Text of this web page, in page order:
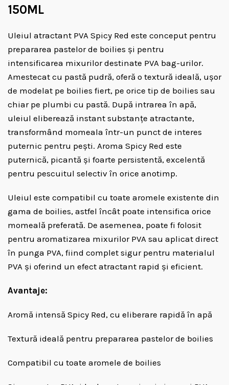
150ML
Uleiul atractant PVA Spicy Red este conceput pentru
prepararea pastelor de boilies și pentru
intensificarea mixurilor destinate PVA bag-urilor.
Amestecat cu pastă pudră, oferă o textură ideală, ușor
de modelat pe boilies fiert, pe orice tip de boilies sau
chiar pe plumbi cu pastă. După intrarea în apă,
uleiul eliberează instant substanțe atractante,
transformând momeala într-un punct de interes
puternic pentru pești. Aroma Spicy Red este
puternică, picantă și foarte persistentă, excelentă
pentru pescuitul selectiv în orice anotimp.
Uleiul este compatibil cu toate aromele existente din
gama de boilies, astfel încât poate intensifica orice
momeală preferată. De asemenea, poate fi folosit
pentru aromatizarea mixurilor PVA sau aplicat direct
în punga PVA, fiind complet sigur pentru materialul
PVA și oferind un efect atractant rapid și eficient.
Avantaje:
Aromă intensă Spicy Red, cu eliberare rapidă în apă
Textură ideală pentru prepararea pastelor de boilies
Compatibil cu toate aromele de boilies